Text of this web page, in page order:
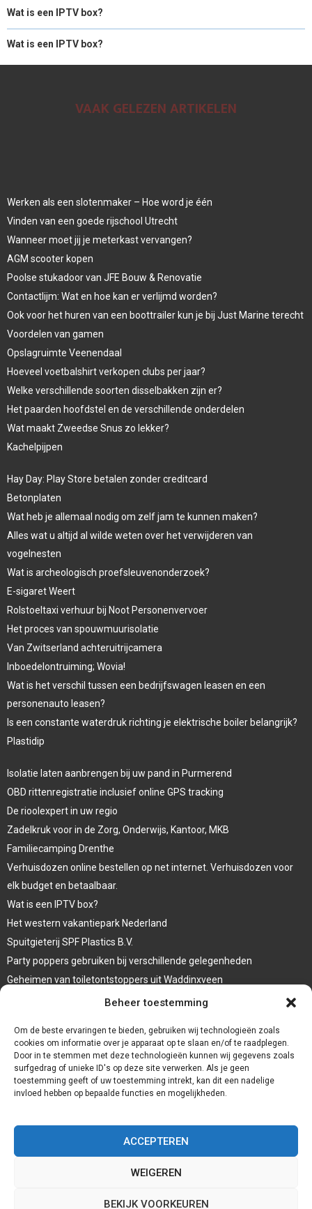
Beheer toestemming
Om de beste ervaringen te bieden, gebruiken wij technologieën zoals
cookies om informatie over je apparaat op te slaan en/of te raadplegen.
Door in te stemmen met deze technologieën kunnen wij gegevens zoals
surfgedrag of unieke ID's op deze site verwerken. Als je geen
toestemming geeft of uw toestemming intrekt, kan dit een nadelige
invloed hebben op bepaalde functies en mogelijkheden.
ACCEPTEREN
WEIGEREN
BEKIJK VOORKEUREN
Wat is een IPTV box?
Wat is een IPTV box?
VAAK GELEZEN ARTIKELEN
Werken als een slotenmaker – Hoe word je één
Vinden van een goede rijschool Utrecht
Wanneer moet jij je meterkast vervangen?
AGM scooter kopen
Poolse stukadoor van JFE Bouw & Renovatie
Contactlijm: Wat en hoe kan er verlijmd worden?
Ook voor het huren van een boottrailer kun je bij Just Marine terecht
Voordelen van gamen
Opslagruimte Veenendaal
Hoeveel voetbalshirt verkopen clubs per jaar?
Welke verschillende soorten disselbakken zijn er?
Het paarden hoofdstel en de verschillende onderdelen
Wat maakt Zweedse Snus zo lekker?
Kachelpijpen
Hay Day: Play Store betalen zonder creditcard
Betonplaten
Wat heb je allemaal nodig om zelf jam te kunnen maken?
Alles wat u altijd al wilde weten over het verwijderen van
vogelnesten
Wat is archeologisch proefsleuvenonderzoek?
E-sigaret Weert
Rolstoeltaxi verhuur bij Noot Personenvervoer
Het proces van spouwmuurisolatie
Van Zwitserland achteruitrijcamera
Inboedelontruiming; Wovia!
Wat is het verschil tussen een bedrijfswagen leasen en een
personenauto leasen?
Is een constante waterdruk richting je elektrische boiler belangrijk?
Plastidip
Isolatie laten aanbrengen bij uw pand in Purmerend
OBD rittenregistratie inclusief online GPS tracking
De rioolexpert in uw regio
Zadelkruk voor in de Zorg, Onderwijs, Kantoor, MKB
Familiecamping Drenthe
Verhuisdozen online bestellen op net internet. Verhuisdozen voor
elk budget en betaalbaar.
Wat is een IPTV box?
Het western vakantiepark Nederland
Spuitgieterij SPF Plastics B.V.
Party poppers gebruiken bij verschillende gelegenheden
Geheimen van toiletontstoppers uit Waddinxveen
Vormen van terrasaankleding